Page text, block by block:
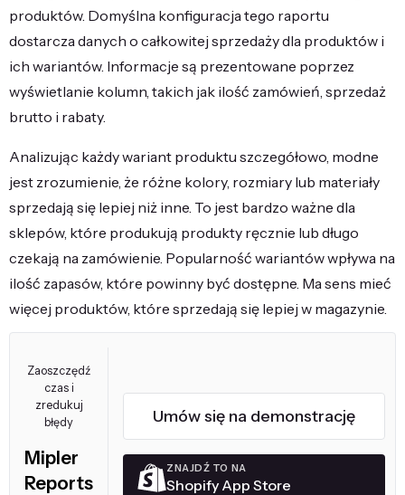
produktów. Domyślna konfiguracja tego raportu
dostarcza danych o całkowitej sprzedaży dla produktów i
ich wariantów. Informacje są prezentowane poprzez
wyświetlanie kolumn, takich jak ilość zamówień, sprzedaż
brutto i rabaty.
Analizując każdy wariant produktu szczegółowo, modne
jest zrozumienie, że różne kolory, rozmiary lub materiały
sprzedają się lepiej niż inne. To jest bardzo ważne dla
sklepów, które produkują produkty ręcznie lub długo
czekają na zamówienie. Popularność wariantów wpływa na
ilość zapasów, które powinny być dostępne. Ma sens mieć
więcej produktów, które sprzedają się lepiej w magazynie.
Zaoszczędź
czas i
zredukuj
błędy
Mipler
Reports
Umów się na demonstrację
ZNAJDŹ TO NA
Shopify App Store